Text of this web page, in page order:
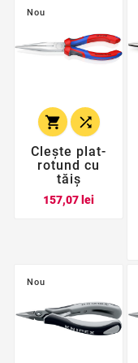
Nou
 
Clește plat-
rotund cu
tăiș
157,07 lei
Nou